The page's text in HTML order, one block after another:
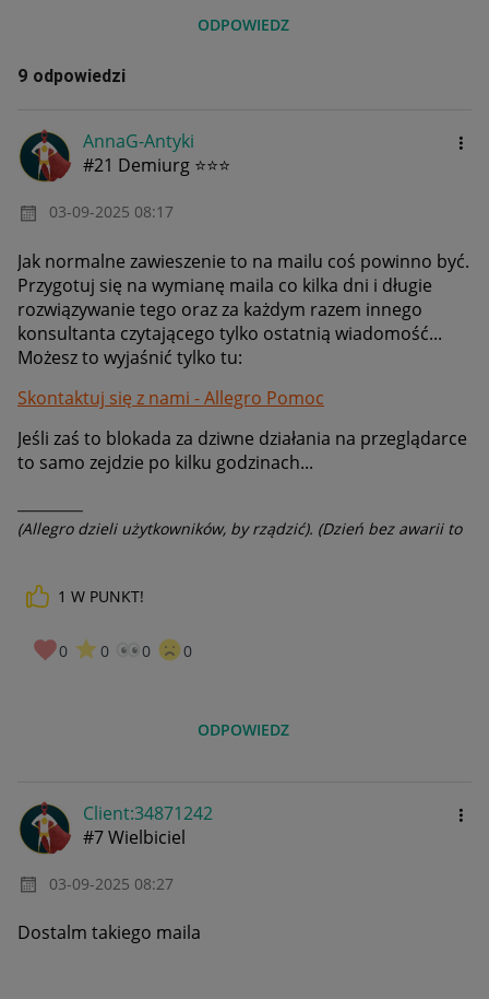
ODPOWIEDZ
9 odpowiedzi
AnnaG-Antyki
#21 Demiurg ⭐⭐⭐
‎03-09-2025 08:17
Jak normalne zawieszenie to na mailu coś powinno być.
Przygotuj się na wymianę maila co kilka dni i długie
rozwiązywanie tego oraz za każdym razem innego
konsultanta czytającego tylko ostatnią wiadomość...
Możesz to wyjaśnić tylko tu:
Skontaktuj się z nami - Allegro Pomoc
Jeśli zaś to blokada za dziwne działania na przeglądarce
to samo zejdzie po kilku godzinach...
(Allegro dzieli użytkowników, by rządzić). (Dzień bez awarii to
1 W PUNKT!
0 0 0 0
ODPOWIEDZ
Client:34871242
#7 Wielbiciel
‎03-09-2025 08:27
Dostalm takiego maila